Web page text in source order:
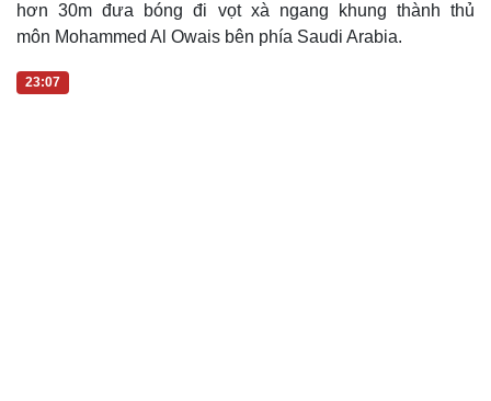
hơn 30m đưa bóng đi vọt xà ngang khung thành thủ
môn Mohammed Al Owais bên phía Saudi Arabia.
23:07